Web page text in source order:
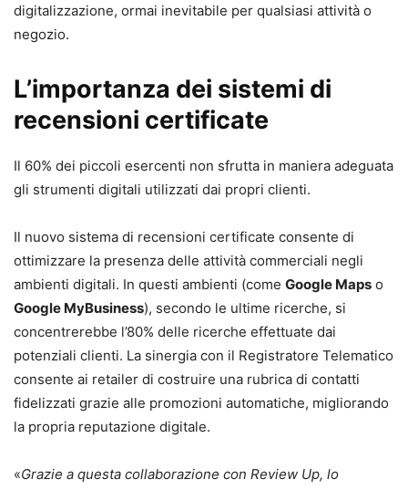
digitalizzazione, ormai inevitabile per qualsiasi attività o
negozio.
L’importanza dei sistemi di
recensioni certificate
Il 60% dei piccoli esercenti non sfrutta in maniera adeguata
gli strumenti digitali utilizzati dai propri clienti.
Il nuovo sistema di recensioni certificate consente di
ottimizzare la presenza delle attività commerciali negli
ambienti digitali. In questi ambienti (come Google Maps o
Google MyBusiness), secondo le ultime ricerche, si
concentrerebbe l’80% delle ricerche effettuate dai
potenziali clienti. La sinergia con il Registratore Telematico
consente ai retailer di costruire una rubrica di contatti
fidelizzati grazie alle promozioni automatiche, migliorando
la propria reputazione digitale.
«Grazie a questa collaborazione con Review Up, lo